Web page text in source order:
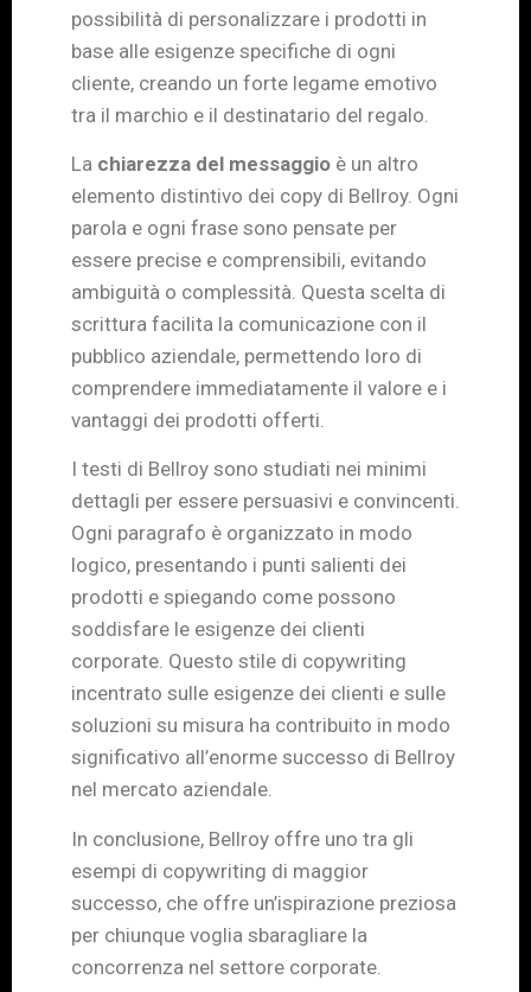
possibilità di personalizzare i prodotti in
base alle esigenze specifiche di ogni
cliente, creando un forte legame emotivo
tra il marchio e il destinatario del regalo.
La chiarezza del messaggio è un altro
elemento distintivo dei copy di Bellroy. Ogni
parola e ogni frase sono pensate per
essere precise e comprensibili, evitando
ambiguità o complessità. Questa scelta di
scrittura facilita la comunicazione con il
pubblico aziendale, permettendo loro di
comprendere immediatamente il valore e i
vantaggi dei prodotti offerti.
I testi di Bellroy sono studiati nei minimi
dettagli per essere persuasivi e convincenti.
Ogni paragrafo è organizzato in modo
logico, presentando i punti salienti dei
prodotti e spiegando come possono
soddisfare le esigenze dei clienti
corporate. Questo stile di copywriting
incentrato sulle esigenze dei clienti e sulle
soluzioni su misura ha contribuito in modo
significativo all’enorme successo di Bellroy
nel mercato aziendale.
In conclusione, Bellroy offre uno tra gli
esempi di copywriting di maggior
successo, che offre un’ispirazione preziosa
per chiunque voglia sbaragliare la
concorrenza nel settore corporate.